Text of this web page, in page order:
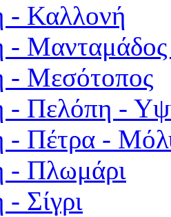
- Καλλονή
- Μανταμάδος
- Μεσότοπος
- Πελόπη -
- Πέτρα -
- Πλωμάρι
Σίγρι